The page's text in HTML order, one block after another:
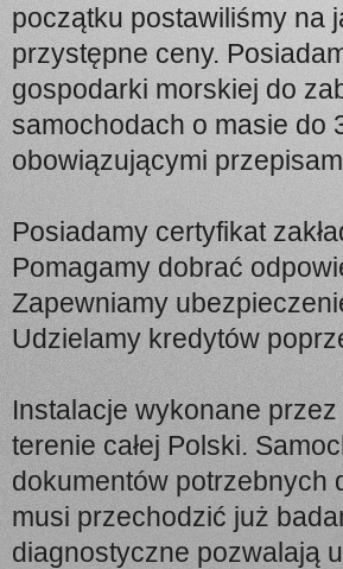
początku postawiliśmy na
przystępne ceny.
gospodarki morskiej do
samochodach o masie do
obowiązującymi
Posiadamy certyfikat
Pomagamy dobrać
Zapewniamy
Udzielamy kredytów
Instalacje wykonane
terenie całej Polski.
dokumentów potrzebnych
musi przechodzić już
diagnostyczne pozwalają